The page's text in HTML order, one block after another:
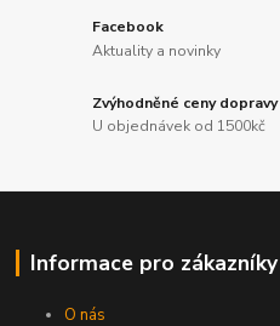
Facebook
Aktuality a novinky
Zvýhodněné ceny dopravy
U objednávek od 1500kč
Informace pro zákazníky
O nás